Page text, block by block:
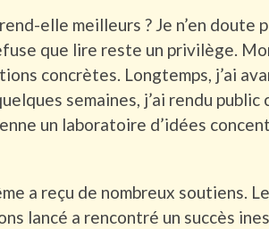
elle meilleurs ? Je n’en doute
que lire reste un privilège.
concrètes. Longtemps, j’ai
semaines, j’ai rendu
un laboratoire d’idées
a reçu de nombreux soutiens. Le
lancé a rencontré un succès